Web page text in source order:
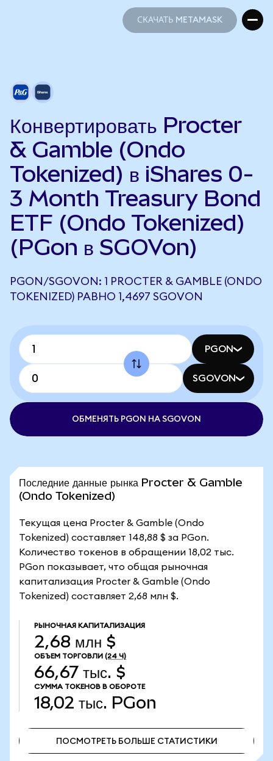
СКАЧАТЬ METAMASK
Конвертировать Procter
& Gamble (Ondo
Tokenized) в iShares 0-
3 Month Treasury Bond
ETF (Ondo Tokenized)
(PGon в SGOVon)
PGON/SGOVON: 1 PROCTER & GAMBLE (ONDO
TOKENIZED) РАВНО 1,4697 SGOVON
PGON
SGOVON
ОБМЕНЯТЬ PGON НА SGOVON
Последние данные рынка Procter & Gamble
(Ondo Tokenized)
Текущая цена Procter & Gamble (Ondo
Tokenized) составляет 148,88 $ за PGon.
Количество токенов в обращении 18,02 тыс.
PGon показывает, что общая рыночная
капитализация Procter & Gamble (Ondo
Tokenized) составляет 2,68 млн $.
РЫНОЧНАЯ КАПИТАЛИЗАЦИЯ
2,68 млн $
ОБЪЕМ ТОРГОВЛИ (24 Ч)
66,67 тыс. $
СУММА ТОКЕНОВ В ОБОРОТЕ
18,02 тыс. PGon
ПОСМОТРЕТЬ БОЛЬШЕ СТАТИСТИКИ